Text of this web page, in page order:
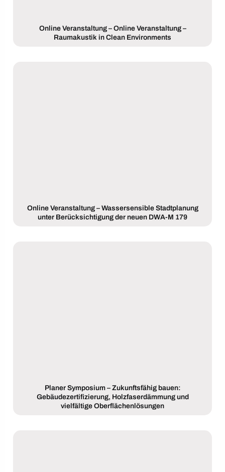
Online Veranstaltung – Online Veranstaltung –
Raumakustik in Clean Environments
Online Veranstaltung – Wassersensible Stadtplanung
unter Berücksichtigung der neuen DWA-M 179
Planer Symposium – Zukunftsfähig bauen:
Gebäudezertifizierung, Holzfaserdämmung und
vielfältige Oberflächenlösungen